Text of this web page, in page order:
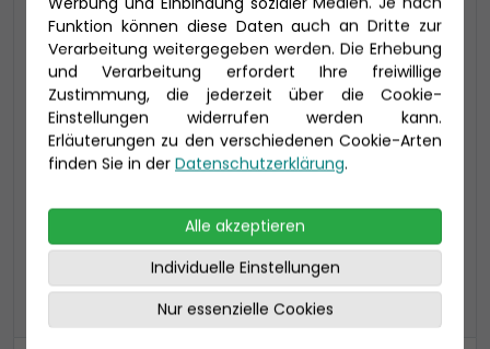
2-Bett-Veranda Komfort (VB)
Verandakabine Komfort mit begehbarem
Kleiderschrank
Preis 4.190 €
alle Kategorien anzeigen
Funktion können diese Daten auch an Dritte zur
Verarbeitung weitergegeben werden. Die Erhebung
und Verarbeitung erfordert Ihre freiwillige
Zustimmung, die jederzeit über die Cookie-
Einstellungen widerrufen werden kann.
Erläuterungen zu den verschiedenen Cookie-Arten
finden Sie in der Datenschutzerklärung.
Alle akzeptieren
Individuelle Einstellungen
Nur essenzielle Cookies